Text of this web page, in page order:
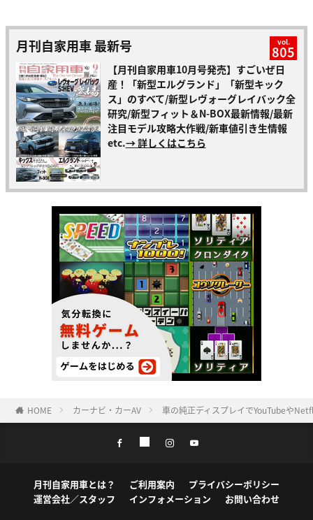
月刊自家用車 最新号 vol.
805
【月刊自家用車10月号発売】すごいぜ日
産！「新型エルグランド」「新型キック
ス」のすべて/新型レヴォーグレイバック全
研究/新型フィット＆N-BOX最新情報/最新
注目モデル攻略大作戦/新車値引き生情報
etc.→ 詳しくはこちら
HOME カーナビ・カーAV 車の純正ディスプレイでYouTubeや
月刊自家用車とは？ ご利用案内
プライバシーポリシー
運営会社／スタッフ
インフォメーション お問い合わせ